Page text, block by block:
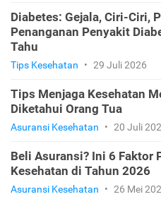
Diabetes: Gejala, Ciri-Ciri,
Penanganan Penyakit
Tahu
Tips Kesehatan • 29 Juli 2026
Tips Menjaga Kesehatan
Diketahui Orang Tua
Asuransi Kesehatan • 20 Juli
Beli Asuransi? Ini 6 Faktor
Kesehatan di Tahun 2026
Asuransi Kesehatan • 26 Mei